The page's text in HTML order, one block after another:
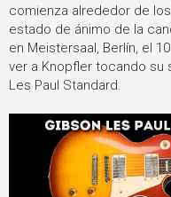
comienza alrededor de
estado de ánimo de la
en Meistersaal, Berlín, el
ver a Knopfler tocando su
Les Paul Standard.